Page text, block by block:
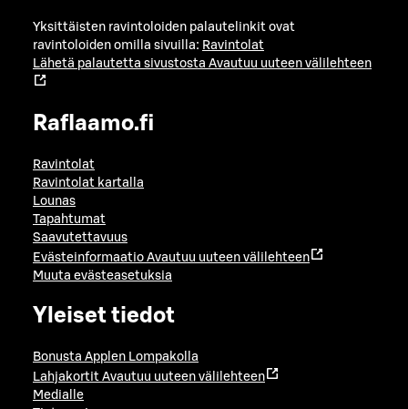
Yksittäisten ravintoloiden palautelinkit ovat
ravintoloiden omilla sivuilla: Ravintolat
Lähetä palautetta sivustosta Avautuu uuteen välilehteen
Raflaamo.fi
Ravintolat
Ravintolat kartalla
Lounas
Tapahtumat
Saavutettavuus
Evästeinformaatio Avautuu uuteen välilehteen
Muuta evästeasetuksia
Yleiset tiedot
Bonusta Applen Lompakolla
Lahjakortit Avautuu uuteen välilehteen
Medialle